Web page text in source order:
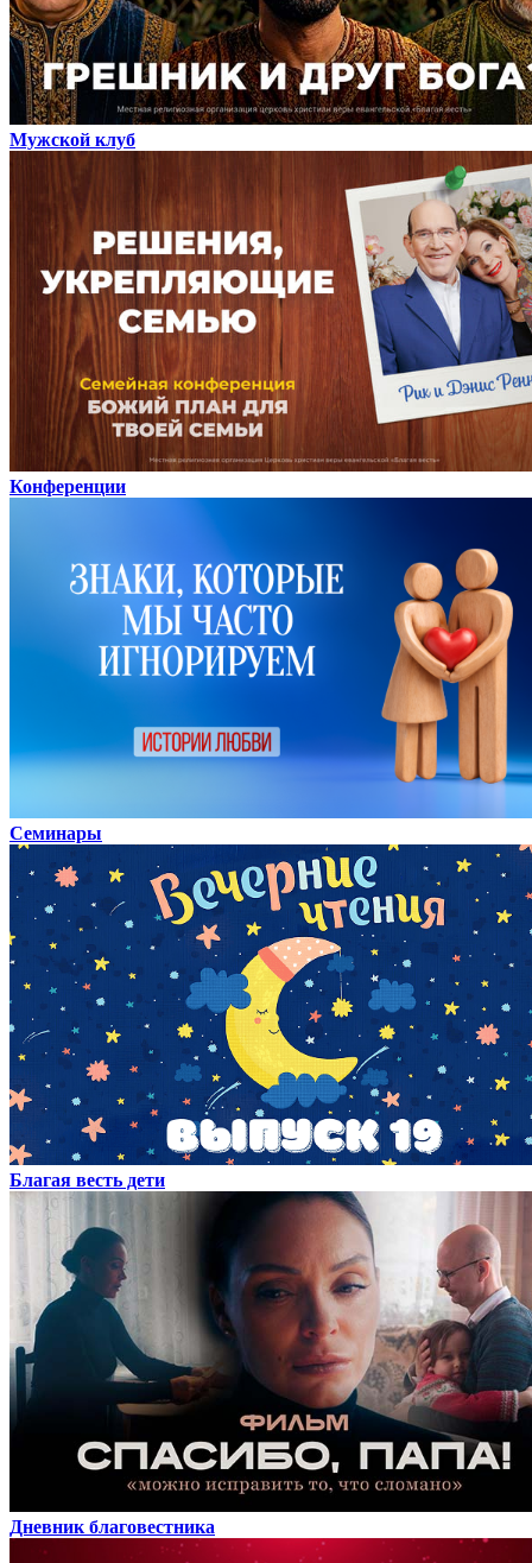
Мужской клуб
Конференции
Семинары
Благая весть дети
Дневник благовестника